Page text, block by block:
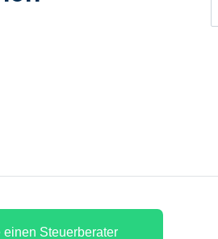
einen Steuerberater